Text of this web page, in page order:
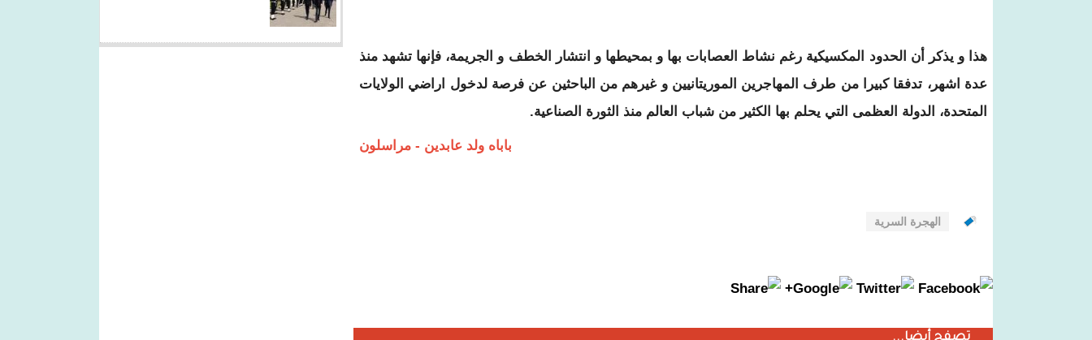
هذا و يذكر أن الحدود المكسيكية رغم نشاط العصابات بها و بمحيطها و انتشار الخطف و الجريمة، فإنها تشهد منذ
عدة اشهر، تدفقا كبيرا من طرف المهاجرين الموريتانيين و غيرهم من الباحثين عن فرصة لدخول اراضي الولايات
المتحدة، الدولة العظمى التي يحلم بها الكثير من شباب العالم منذ الثورة الصناعية.
باباه ولد عابدين - مراسلون
الهجرة السرية